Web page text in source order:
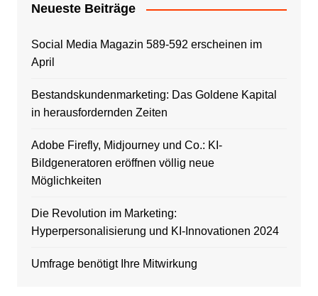
Neueste Beiträge
Social Media Magazin 589-592 erscheinen im
April
Bestandskundenmarketing: Das Goldene Kapital
in herausfordernden Zeiten
Adobe Firefly, Midjourney und Co.: KI-
Bildgeneratoren eröffnen völlig neue
Möglichkeiten
Die Revolution im Marketing:
Hyperpersonalisierung und KI-Innovationen 2024
Umfrage benötigt Ihre Mitwirkung